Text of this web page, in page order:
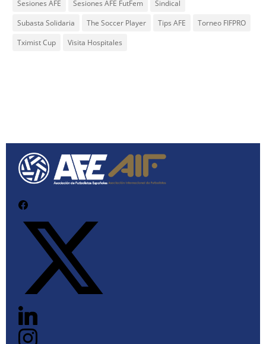
Sesiones AFE
Sesiones AFE FutFem
Sindical
Subasta Solidaria
The Soccer Player Tips AFE
Torneo FIFPRO
Tximist Cup
Visita Hospitales